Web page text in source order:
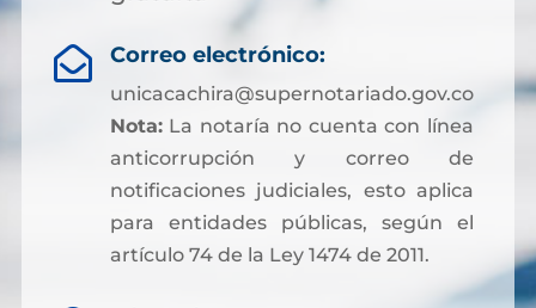
 Correo electrónico:
unicacachira@supernotariado.gov.co
Nota:La notaría no cuenta con línea
anticorrupción y correo de
notificaciones judiciales, esto aplica
para entidades públicas, según el
artículo 74 de la Ley 1474 de 2011.